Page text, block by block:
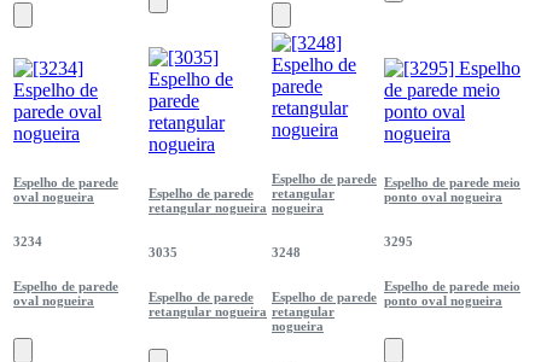
Espelho de parede
oval nogueira
3234
Espelho de parede
oval nogueira
Espelho de parede
retangular nogueira
3035
Espelho de parede
retangular nogueira
Espelho de parede
retangular
nogueira
3248
Espelho de parede
retangular
nogueira
Espelho de parede meio
ponto oval nogueira
3295
Espelho de parede meio
ponto oval nogueira